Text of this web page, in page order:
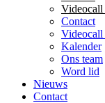
Videocall
Contact
Videocall
Kalender
Ons team
Word lid
Nieuws
Contact